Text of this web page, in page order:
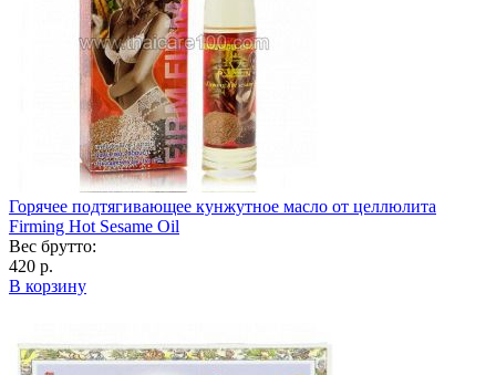
Горячее подтягивающее кунжутное масло от целлюлита
Firming Hot Sesame Oil
Вес брутто:
420 р.
В корзину